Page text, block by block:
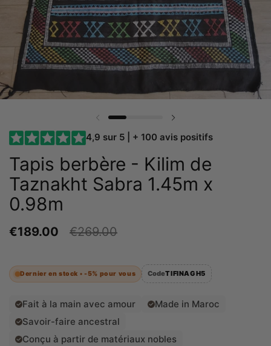
Diapositive précédente
4,9 sur 5 | + 100 avis positifs
Tapis berbère - Kilim de
Taznakht Sabra 1.45m x
0.98m
€189.00 €269.00
Dernier en stock • -5% pour vous CodeTIFINAGH5
Fait à la main avec amour
Made in Maroc
Savoir-faire ancestral
Conçu à partir de matériaux nobles